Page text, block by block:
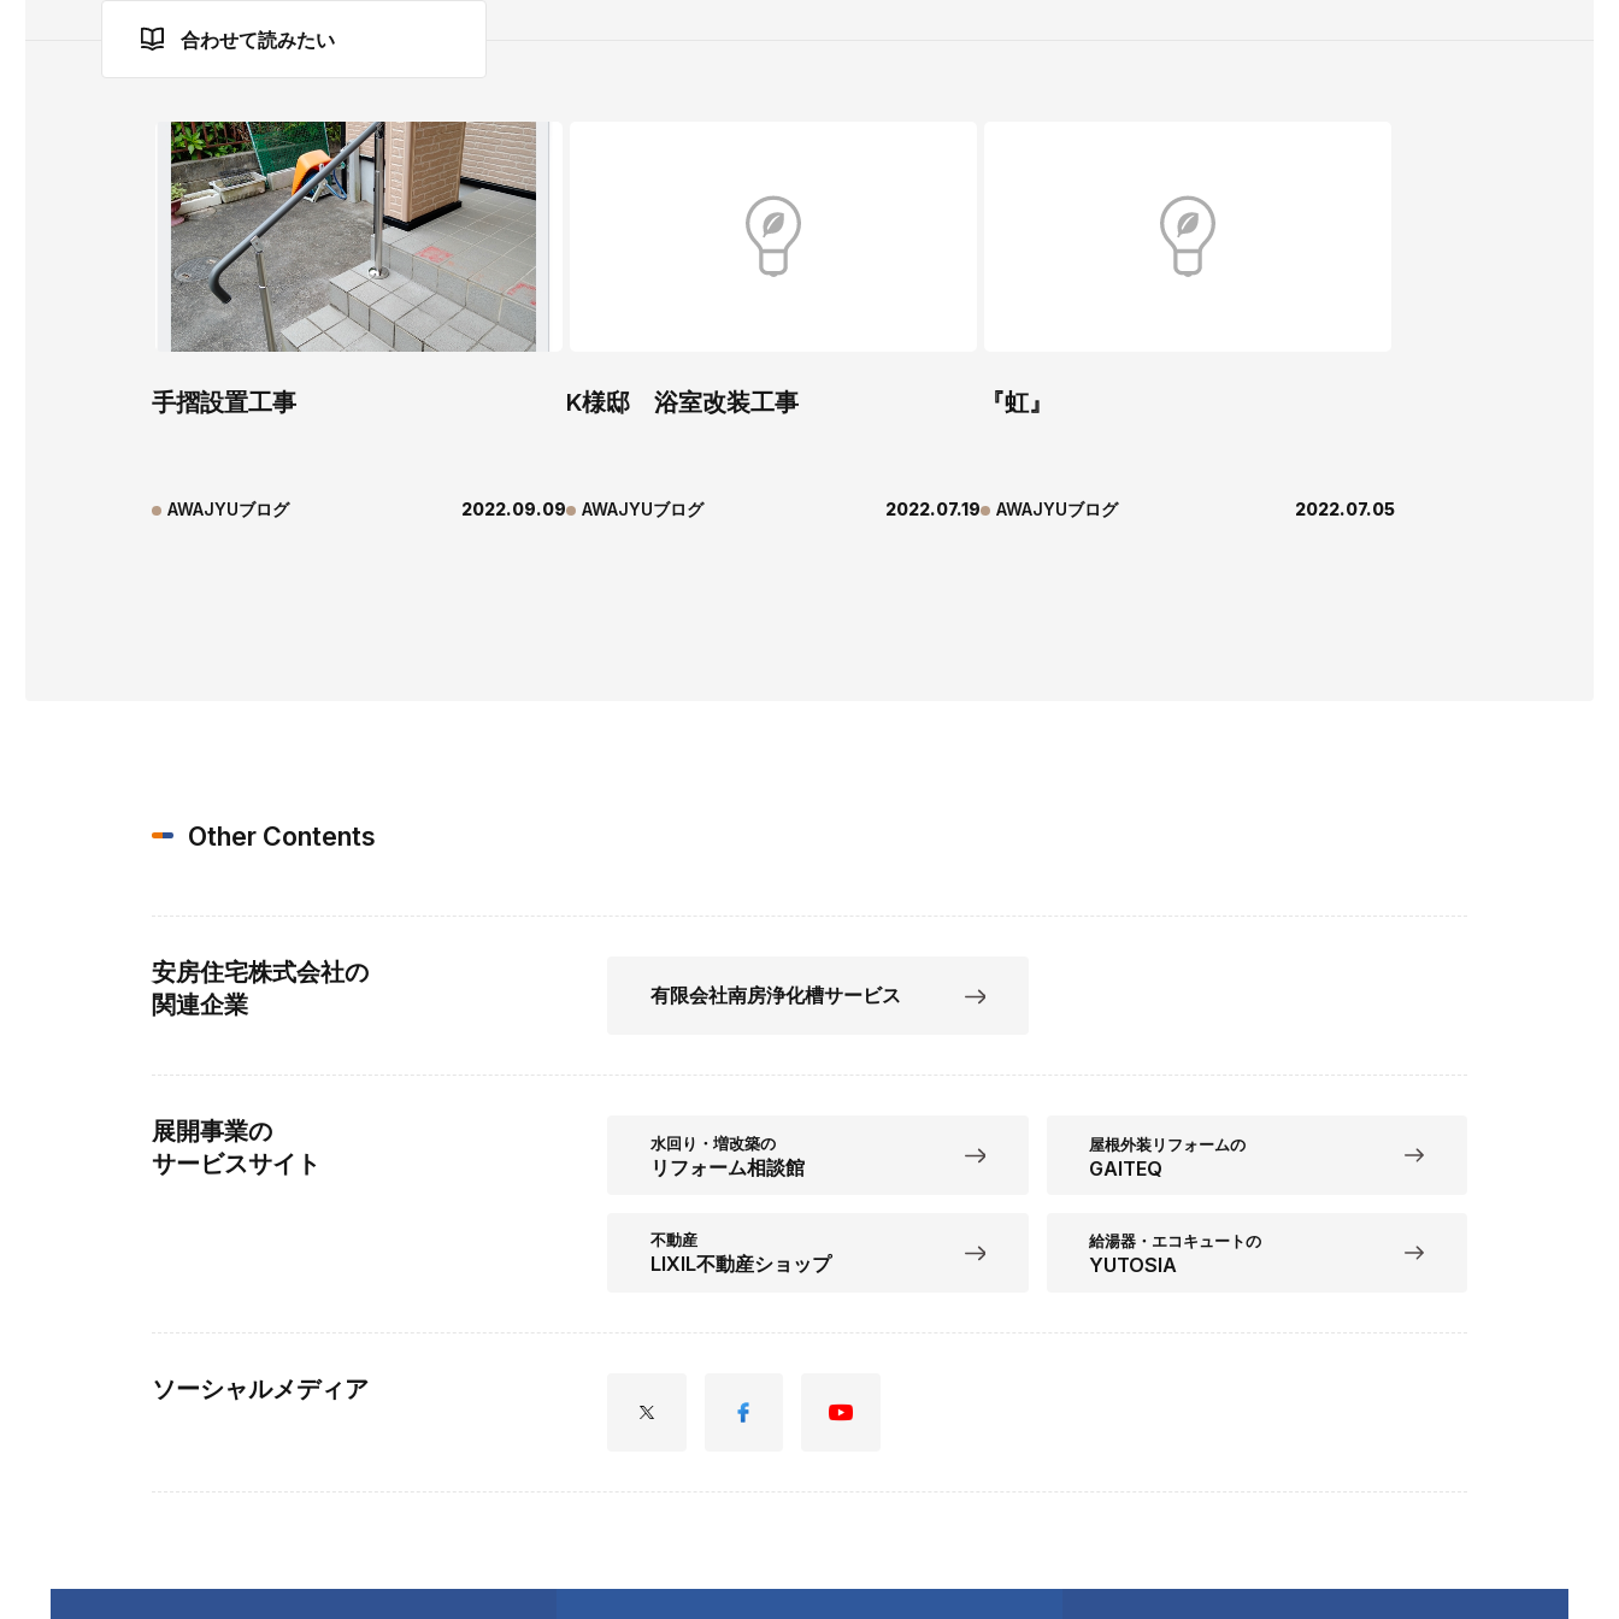
合わせて読みたい
手摺設置工事
AWAJYUブログ 2022.09.09
K様邸 浴室改装工事
AWAJYUブログ 2022.07.19
『虹』
AWAJYUブログ 2022.07.05
Other Contents
安房住宅株式会社の
関連企業
有限会社南房浄化槽サービス
展開事業の
サービスサイト
水回り・増改築の
リフォーム相談館
屋根外装リフォームの
GAITEQ
不動産
LIXIL不動産ショップ
給湯器・エコキュートの
YUTOSIA
ソーシャルメディア